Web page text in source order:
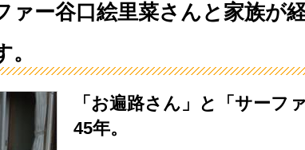
ァー谷口絵里菜さんと家族が
「お遍路さん」と「サーフ
45年。